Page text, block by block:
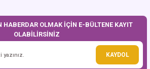
HABERDAR OLMAK İÇİN E-BÜLTENE KAYIT
OLABİLİRSİNİZ
KAYDOL